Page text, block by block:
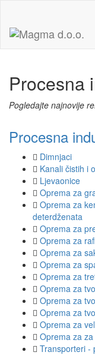
Procesna
Pogledajte najnovije
Procesna
Dimnjaci
Kanali čistih i
Ljevaonice
Oprema za
Oprema za
deterdženata
Oprema za
Oprema za
Oprema za
Oprema za
Oprema za
Oprema za
Oprema za
Oprema za
Oprema za
Oprema za
Transporteri -